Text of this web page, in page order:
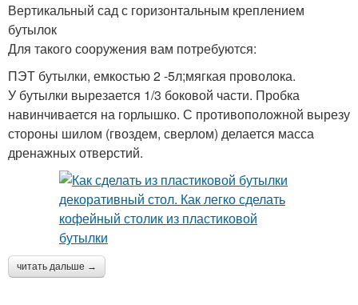
Вертикальный сад с горизонтальным креплением
бутылок
Для такого сооружения вам потребуются:
ПЭТ бутылки, емкостью 2 -5л;мягкая проволока.
У бутылки вырезается 1/3 боковой части. Пробка
навинчивается на горлышко. С противоположной вырезу
стороны шилом (гвоздем, сверлом) делается масса
дренажных отверстий.
читать дальше →